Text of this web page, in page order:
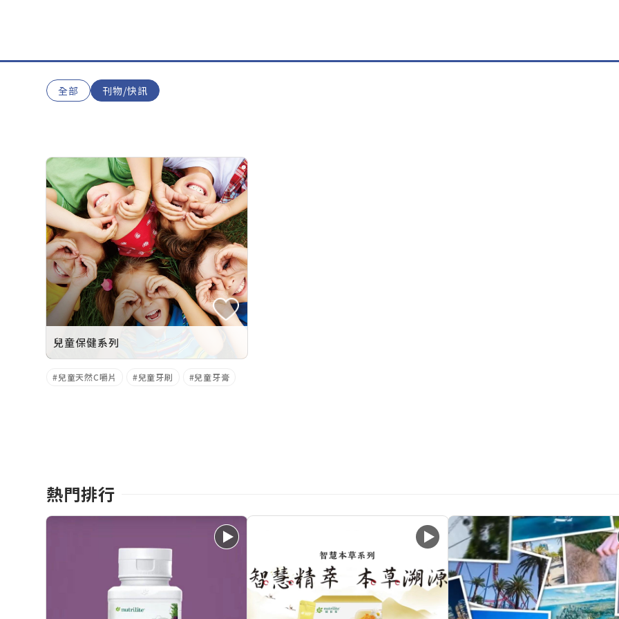
全部 刊物/快訊
兒童保健系列
兒童天然C嚼片 兒童牙刷 兒童牙膏
熱門排行